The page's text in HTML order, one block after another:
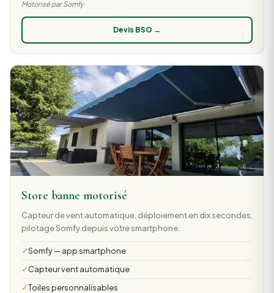
Motorisé par Somfy
Devis BSO →
Store banne motorisé
Capteur de vent automatique, déploiement en dix secondes,
pilotage Somfy depuis votre smartphone.
Somfy — app smartphone
Capteur vent automatique
Toiles personnalisables